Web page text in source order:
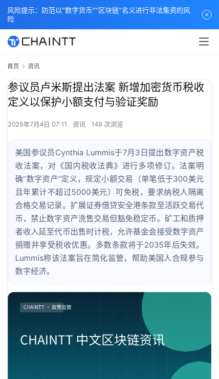
首页 资讯
参议员卢米斯提出法案 新增加密货币税收
定义以保护小额支付与验证奖励
2025年7月4日 07:11 资讯 149 次浏览
美国参议员Cynthia Lummis于7月3日提出数字资产税
收法案，对《国内税收法典》进行多项修订。法案明
确”数字资产”定义，规定小额交易（单笔低于300美元
且年累计不超过5000美元）可免税，要求纳税人隔离
合格交易记录。扩展证券借贷安全港条款至活跃交易代
币，禁止数字资产洗售交易但豁免稳定币。矿工和质押
者收入延至代币出售时计税，允许基金会接受数字资产
捐赠并享受税收优惠。多数条款将于2035年后失效。
Lummis称该法案旨在简化监管，帮助美国人合规参与
数字经济。
风险提示：防范以"数字货币""区块链"名义进行非法集资的风
险